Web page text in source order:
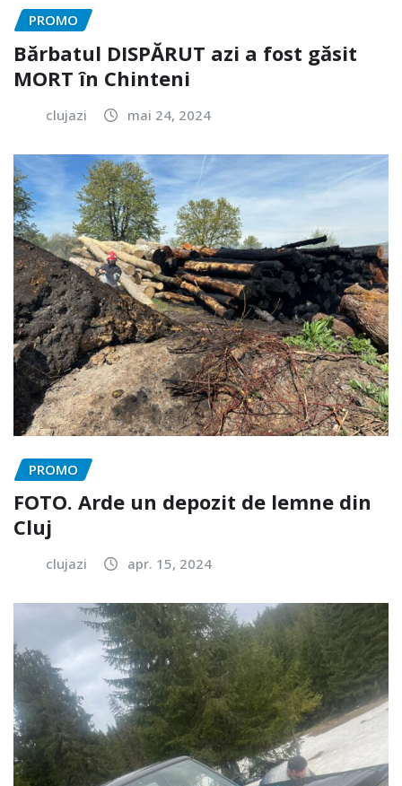
PROMO
Bărbatul DISPĂRUT azi a fost găsit
MORT în Chinteni
clujazi mai 24, 2024
PROMO
FOTO. Arde un depozit de lemne din
Cluj
clujazi apr. 15, 2024